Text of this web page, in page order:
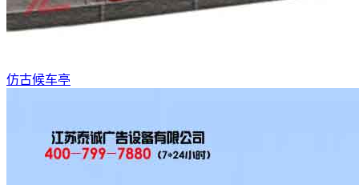
仿古候车亭